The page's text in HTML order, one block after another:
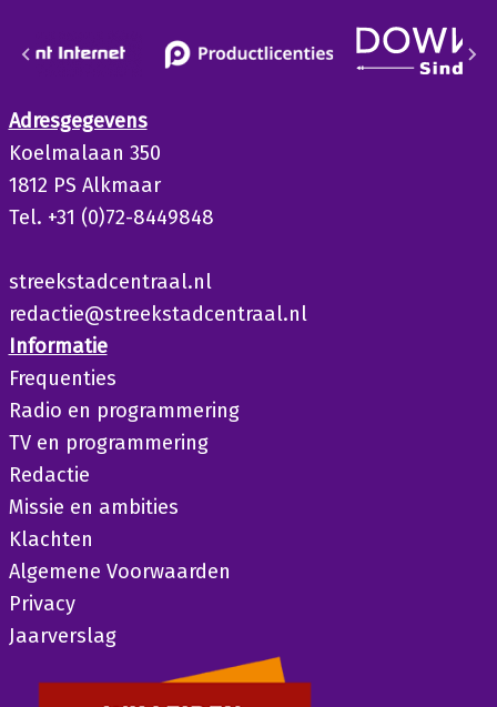
Adresgegevens
Koelmalaan 350
1812 PS Alkmaar
Tel. +31 (0)72-8449848
streekstadcentraal.nl
redactie@streekstadcentraal.nl
Informatie
Frequenties
Radio en programmering
TV en programmering
Redactie
Missie en ambities
Klachten
Algemene Voorwaarden
Privacy
Jaarverslag